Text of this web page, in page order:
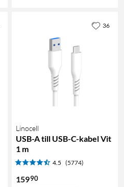
Linocell
USB-A till USB-C-kabel Vit
1 m
4.5 (5774)
15990
36